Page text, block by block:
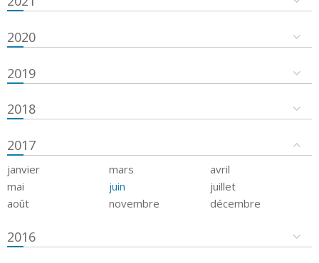
2020
2019
2018
2017
janvier mars
avril
mai
juin
juillet
août
novembre décembre
2016